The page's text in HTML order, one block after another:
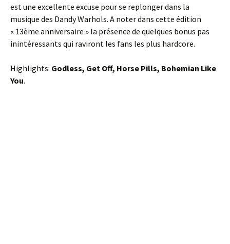
est une excellente excuse pour se replonger dans la
musique des Dandy Warhols. A noter dans cette édition
« 13ème anniversaire » la présence de quelques bonus pas
inintéressants qui raviront les fans les plus hardcore.
Highlights: Godless, Get Off, Horse Pills, Bohemian Like
You.